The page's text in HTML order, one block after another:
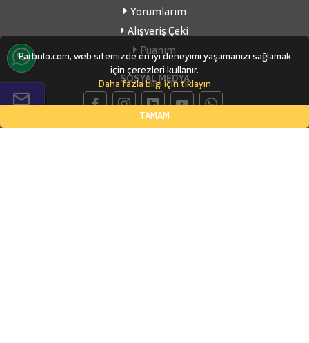
Yorumlarım
Alışveriş Çeki
Puanım
SOSYAL MEDYA
Parbulo.com, web sitemizde en iyi deneyimi yaşamanızı sağlamak
için çerezleri kullanır.
Daha fazla bilgi için tıklayın
TAMAM